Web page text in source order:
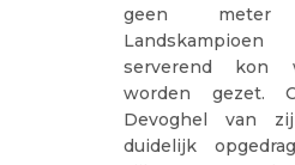
geen
serverend kon
worden gezet.
Devoghel van
duidelijk